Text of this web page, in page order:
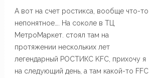
А вот на счет ростикса, вообще что-то
непонятное…. На соколе в ТЦ
МетроМаркет. стоял там на
протяжении нескольких лет
легендарный РОСТИКС KFC, прихочу я
на следующий день, а там какой-то FFC